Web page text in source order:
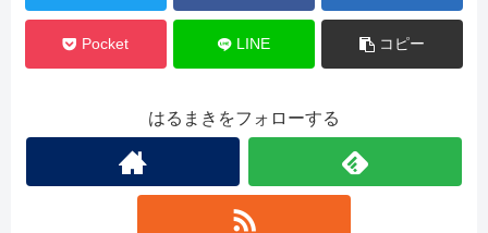
Pocket LINE コピー
はるまきをフォローする